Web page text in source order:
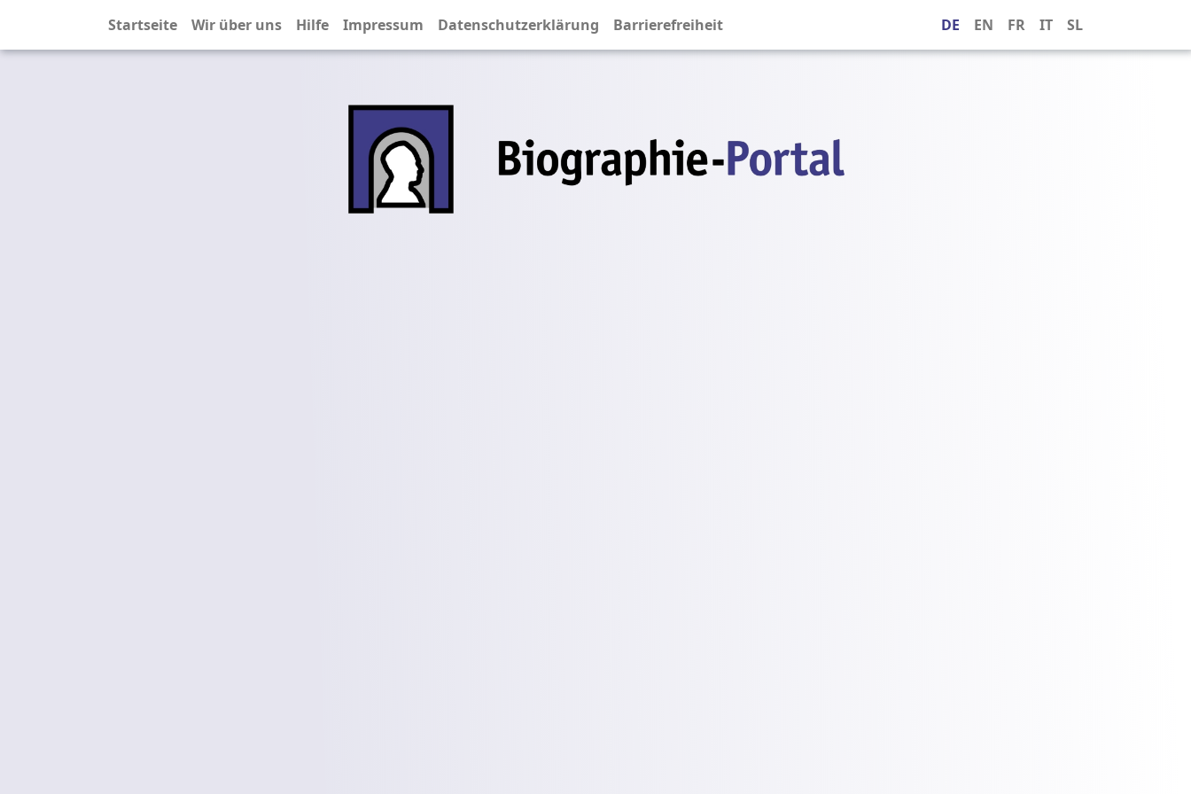
Startseite Wir über uns Hilfe Impressum Datenschutzerklärung Barrierefreiheit DE EN FR IT SL